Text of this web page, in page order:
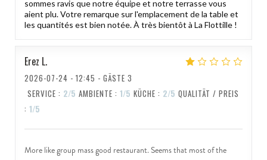
sommes ravis que notre équipe et notre terrasse vous
aient plu. Votre remarque sur l'emplacement de la table et
les quantités est bien notée. À très bientôt à La Flottille !
Erez L
2026-07-24 - 12:45 - GÄSTE 3
SERVICE : 2/5 AMBIENTE : 1/5 KÜCHE : 2/5 QUALITÄT / PREIS
: 1/5
More like group mass good restaurant. Seems that most of the